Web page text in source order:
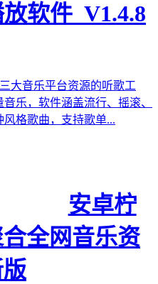
软件_V1.4.8
大音乐平台资源的听歌工
乐，软件涵盖流行、摇滚、
格歌曲，支持歌单...
安卓柠
全网音乐资